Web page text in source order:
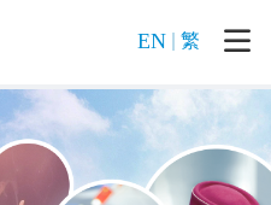
EN 繁